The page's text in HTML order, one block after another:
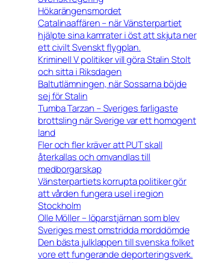
Hökarängensmordet
Catalinaaffären – när Vänsterpartiet
hjälpte sina kamrater i öst att skjuta ner
ett civilt Svenskt flygplan.
Kriminell V politiker vill göra Stalin Stolt
och sitta i Riksdagen
Baltutlämningen, när Sossarna böjde
sej för Stalin
Tumba Tarzan – Sveriges farligaste
brottsling när Sverige var ett homogent
land
Fler och fler kräver att PUT skall
återkallas och omvandlas till
medborgarskap
Vänsterpartiets korrupta politiker gör
att vården fungera usel i region
Stockholm
Olle Möller – löparstjärnan som blev
Sveriges mest omstridda morddömde
Den bästa julklappen till svenska folket
vore ett fungerande deporteringsverk.